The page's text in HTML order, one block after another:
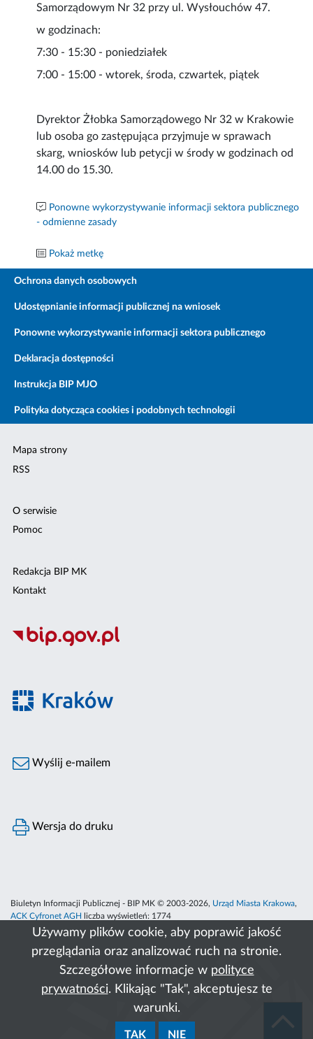
Używamy plików cookie, aby poprawić jakość
przeglądania oraz analizować ruch na stronie.
Szczegółowe informacje w polityce
prywatności. Klikając "Tak", akceptujesz te
warunki.
TAK NIE
Samorządowym Nr 32 przy ul. Wysłouchów 47.
w godzinach:
7:30 - 15:30 - poniedziałek
7:00 - 15:00 - wtorek, środa, czwartek, piątek
Dyrektor Żłobka Samorządowego Nr 32 w Krakowie
lub osoba go zastępująca przyjmuje w sprawach
skarg, wniosków lub petycji w środy w godzinach od
14.00 do 15.30.
Ponowne wykorzystywanie informacji sektora publicznego
- odmienne zasady
Pokaż metkę
Ochrona danych osobowych
Udostępnianie informacji publicznej na wniosek
Ponowne wykorzystywanie informacji sektora publicznego
Deklaracja dostępności
Instrukcja BIP MJO
Polityka dotycząca cookies i podobnych technologii
Mapa strony
RSS
O serwisie
Pomoc
Redakcja BIP MK
Kontakt
Wyślij e-mailem
Wersja do druku
Biuletyn Informacji Publicznej - BIP MK © 2003-2026, Urząd Miasta Krakowa,
ACK Cyfronet AGH
liczba wyświetleń: 1774